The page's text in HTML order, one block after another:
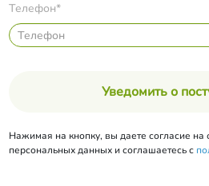
Телефон*
Уведомить о
Нажимая на кнопку, вы даете согласие на
персональных данных и соглашаетесь с